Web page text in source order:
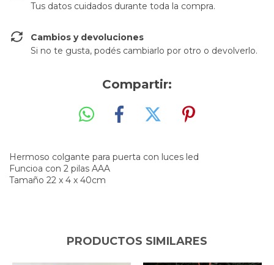
Tus datos cuidados durante toda la compra.
Cambios y devoluciones
Si no te gusta, podés cambiarlo por otro o devolverlo.
Compartir:
Hermoso colgante para puerta con luces led
Funcioa con 2 pilas AAA
Tamaño 22 x 4 x 40cm
PRODUCTOS SIMILARES